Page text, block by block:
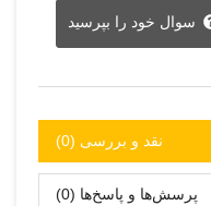
سوال خود را بپرسید
نقد و بررسی‌‌ (0)
پرسش‌ها و پاسخ‌ها (0)